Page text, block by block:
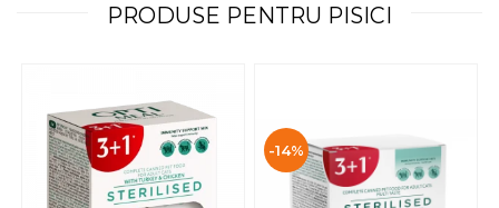
PRODUSE PENTRU PISICI
-14%